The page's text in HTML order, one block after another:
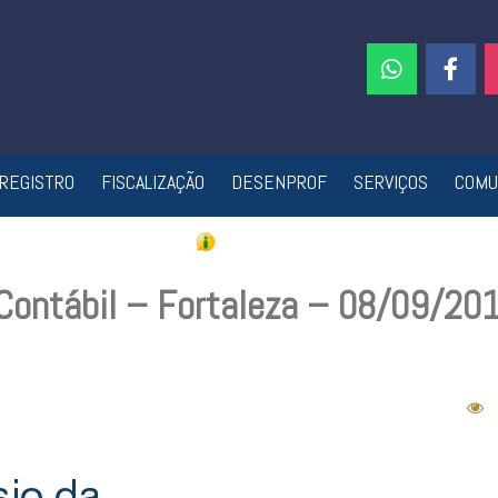
FISCALIZAÇÃO DESENPROF SERVIÇOS
– Fortaleza – 08/09/